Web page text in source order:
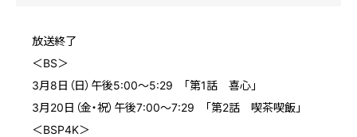
放送終了
＜BS＞
3月8日（日）午後5:00～5:29 「第1話 喜心」
3月20日（金・祝）午後7:00～7:29 「第2話 喫茶喫飯」
＜BSP4K＞